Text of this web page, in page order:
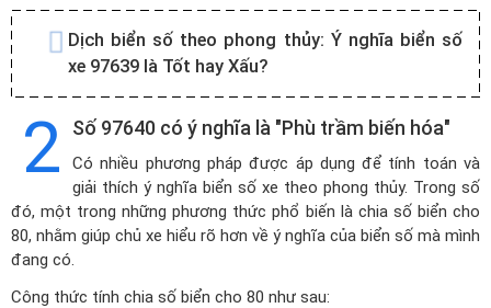
Dịch biển số theo phong thủy: Ý nghĩa biển số
xe 97639 là Tốt hay Xấu?
2 Số 97640 có ý nghĩa là "Phù trầm biến hóa"
Có nhiều phương pháp được áp dụng để tính toán và
giải thích ý nghĩa biển số xe theo phong thủy. Trong số
đó, một trong những phương thức phổ biến là chia số biển cho
80, nhằm giúp chủ xe hiểu rõ hơn về ý nghĩa của biển số mà mình
đang có.
Công thức tính chia số biển cho 80 như sau: